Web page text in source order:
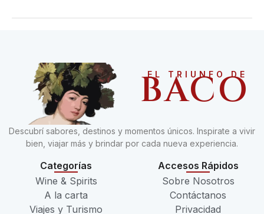
EL TRIUNFO DE
BACO
Descubrí sabores, destinos y momentos únicos. Inspirate a vivir
bien, viajar más y brindar por cada nueva experiencia.
Categorías
Wine & Spirits
A la carta
Viajes y Turismo
Accesos Rápidos
Sobre Nosotros
Contáctanos
Privacidad